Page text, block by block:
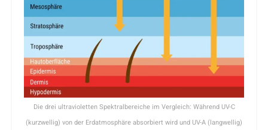
Die drei ultravioletten Spektralbereiche im Vergleich: Während UV-C
(kurzwellig) von der Erdatmosphäre absorbiert wird und UV-A (langwellig)